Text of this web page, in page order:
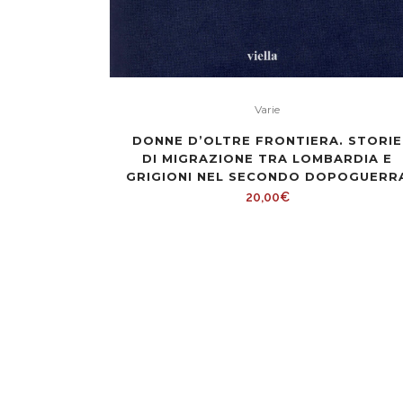
Varie
DONNE D’OLTRE FRONTIERA. STORIE
DI MIGRAZIONE TRA LOMBARDIA E
GRIGIONI NEL SECONDO
20,00€